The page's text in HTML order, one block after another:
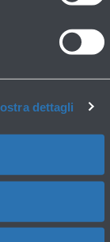
dettagli
e
Avanti